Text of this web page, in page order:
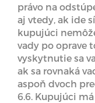
právo na
aj vtedy, ak ide
kupujúci
vady po oprave
vyskytnutie sa
ak sa rovnaká
aspoň dvoch
6.6. Kupujúci